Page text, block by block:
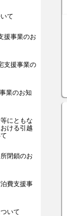
て
援事業のお
支援事業の
業のお知
にともな
ける引越
閉鎖のお
費支援事
いて